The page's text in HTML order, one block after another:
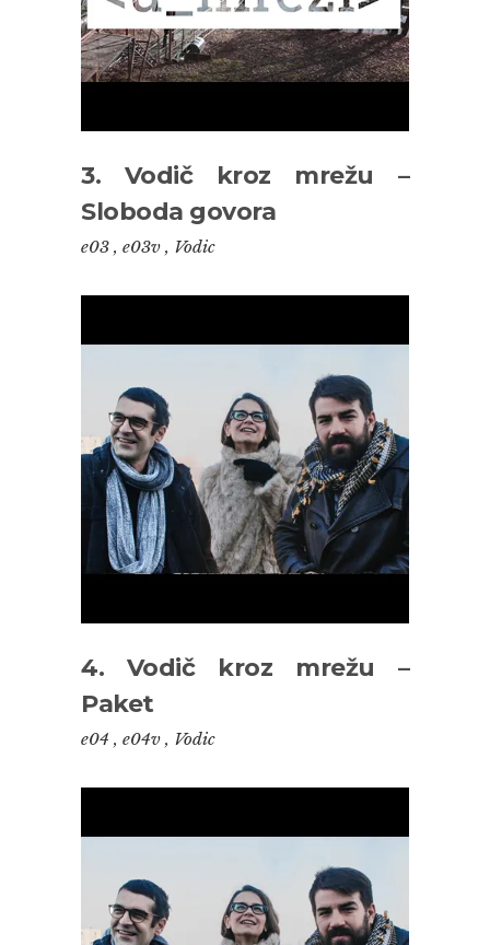
3. Vodič kroz mrežu –
Sloboda govora
e03 , e03v , Vodic
4. Vodič kroz mrežu –
Paket
e04 , e04v , Vodic